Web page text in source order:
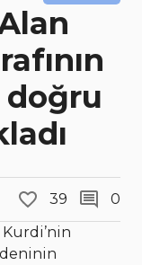
doğru
39
0